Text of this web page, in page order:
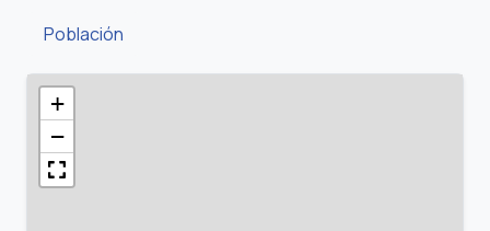
Población
+
−